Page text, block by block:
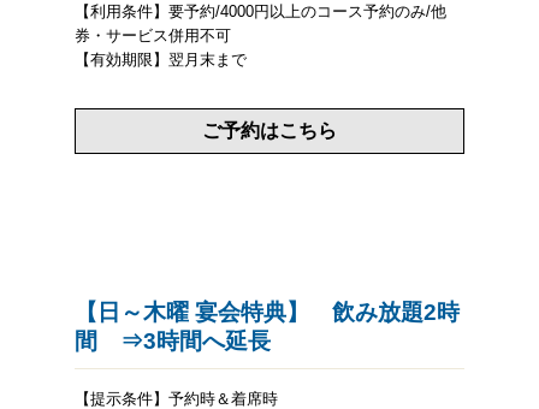
【利用条件】要予約/4000円以上のコース予約のみ/他
券・サービス併用不可
【有効期限】翌月末まで
ご予約はこちら
【日～木曜 宴会特典】 飲み放題2時
間 ⇒3時間へ延長
【提示条件】予約時＆着席時